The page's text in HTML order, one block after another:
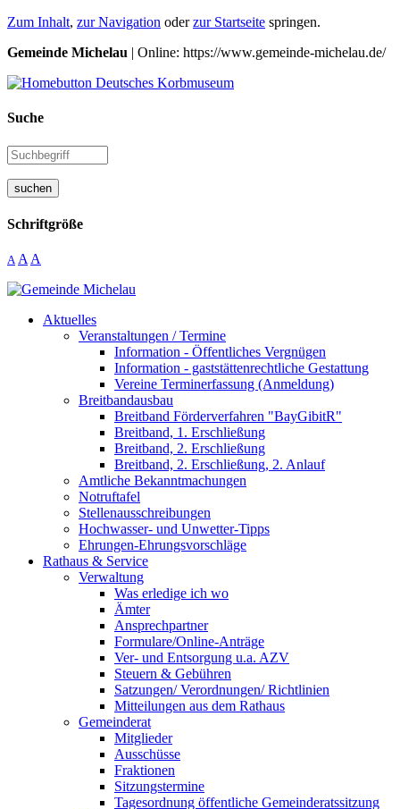
Zum Inhalt, zur Navigation oderzur Startseite springen.
Gemeinde Michelau | Online: https://www.gemeinde-michelau.de/
Suche
suchen
Schriftgröße
A A A
Aktuelles
Veranstaltungen / Termine
Information - Öffentliches Vergnügen
Information - gaststättenrechtliche Gestattung
Vereine Terminerfassung (Anmeldung)
Breitbandausbau
Breitband Förderverfahren "BayGibitR"
Breitband, 1. Erschließung
Breitband, 2. Erschließung
Breitband, 2. Erschließung, 2. Anlauf
Amtliche Bekanntmachungen
Notruftafel
Stellenausschreibungen
Hochwasser- und Unwetter-Tipps
Ehrungen-Ehrungsvorschläge
Rathaus & Service
Verwaltung
Was erledige ich wo
Ämter
Ansprechpartner
Formulare/Online-Anträge
Ver- und Entsorgung u.a. AZV
Steuern & Gebühren
Satzungen/ Verordnungen/ Richtlinien
Mitteilungen aus dem Rathaus
Gemeinderat
Mitglieder
Ausschüsse
Fraktionen
Sitzungstermine
Tagesordnung öffentliche Gemeinderatssitzung